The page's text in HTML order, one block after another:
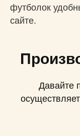
футболок
сайте.
Давайте